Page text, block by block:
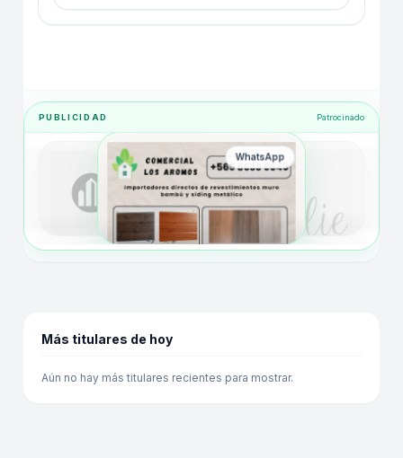
PUBLICIDAD Patrocinado
WhatsApp
Más titulares de hoy
Aún no hay más titulares recientes para mostrar.